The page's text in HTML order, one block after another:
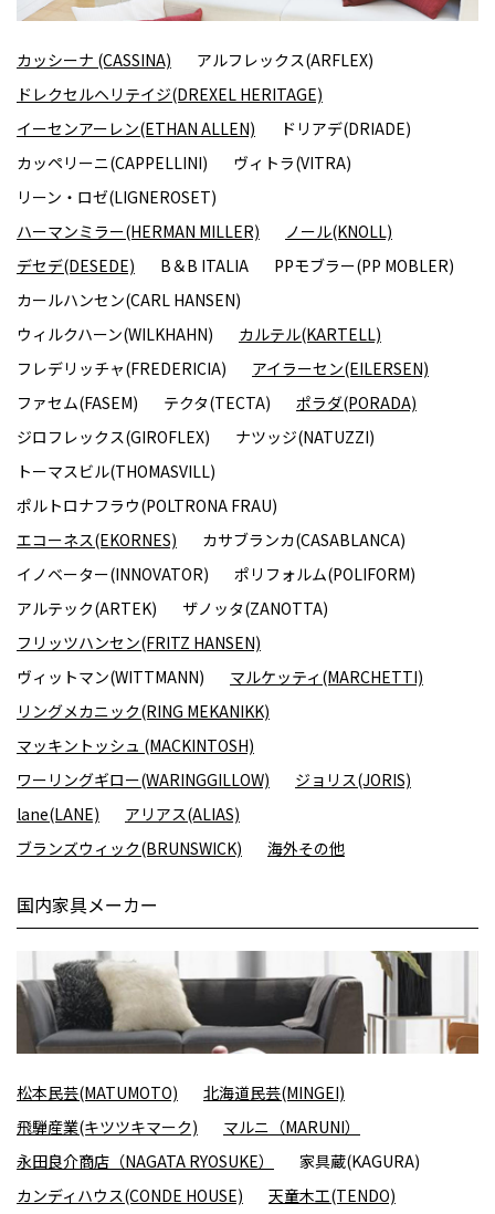
カッシーナ (CASSINA)
アルフレックス(ARFLEX)
ドレクセルヘリテイジ(DREXEL HERITAGE)
イーセンアーレン(ETHAN ALLEN)
ドリアデ(DRIADE)
カッペリーニ(CAPPELLINI)
ヴィトラ(VITRA)
リーン・ロゼ(LIGNEROSET)
ハーマンミラー(HERMAN MILLER)
ノール(KNOLL)
デセデ(DESEDE)
B＆B ITALIA
PPモブラー(PP MOBLER)
カールハンセン(CARL HANSEN)
ウィルクハーン(WILKHAHN)
カルテル(KARTELL)
フレデリッチャ(FREDERICIA)
アイラーセン(EILERSEN)
ファセム(FASEM)
テクタ(TECTA)
ポラダ(PORADA)
ジロフレックス(GIROFLEX)
ナツッジ(NATUZZI)
トーマスビル(THOMASVILL)
ポルトロナフラウ(POLTRONA FRAU)
エコーネス(EKORNES)
カサブランカ(CASABLANCA)
イノベーター(INNOVATOR)
ポリフォルム(POLIFORM)
アルテック(ARTEK)
ザノッタ(ZANOTTA)
フリッツハンセン(FRITZ HANSEN)
ヴィットマン(WITTMANN)
マルケッティ(MARCHETTI)
リングメカニック(RING MEKANIKK)
マッキントッシュ (MACKINTOSH)
ワーリングギロー(WARINGGILLOW)
ジョリス(JORIS)
lane(LANE)
アリアス(ALIAS)
ブランズウィック(BRUNSWICK)
海外その他
国内家具メーカー
松本民芸(MATUMOTO)
北海道民芸(MINGEI)
飛騨産業(キツツキマーク)
マルニ（MARUNI）
永田良介商店（NAGATA RYOSUKE）
家具蔵(KAGURA)
カンディハウス(CONDE HOUSE)
天童木工(TENDO)